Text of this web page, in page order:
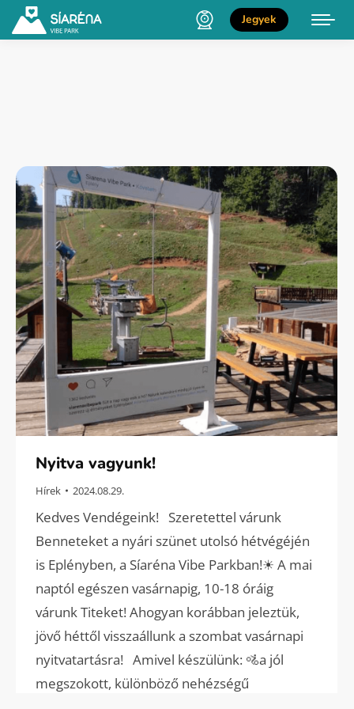
Jegyek
Nyitva vagyunk!
Hírek 2024.08.29.
Kedves Vendégeink! Szeretettel várunk
Benneteket a nyári szünet utolsó hétvégéjén
is Eplényben, a Síaréna Vibe Parkban!☀ A mai
naptól egészen vasárnapig, 10-18 óráig
várunk Titeket! Ahogyan korábban jeleztük,
jövő héttől visszaállunk a szombat vasárnapi
nyitvatartásra! Amivel készülünk: 🚵a jól
megszokott, különböző nehézségű